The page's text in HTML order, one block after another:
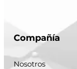
Compañía
Nosotros